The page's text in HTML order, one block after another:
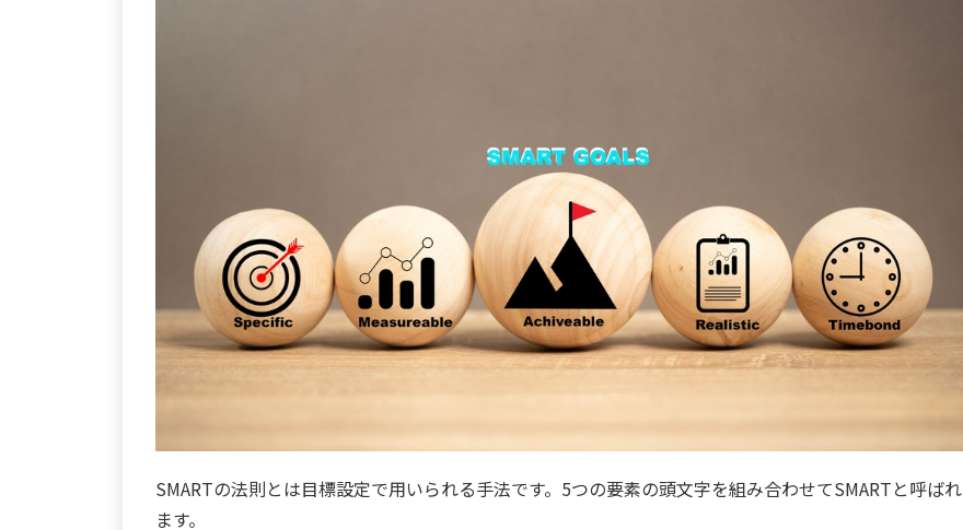
SMARTの法則とは目標設定で用いられる手法です。5つの要素の頭文字を組み合わせてSMARTと呼ばれ
ます。